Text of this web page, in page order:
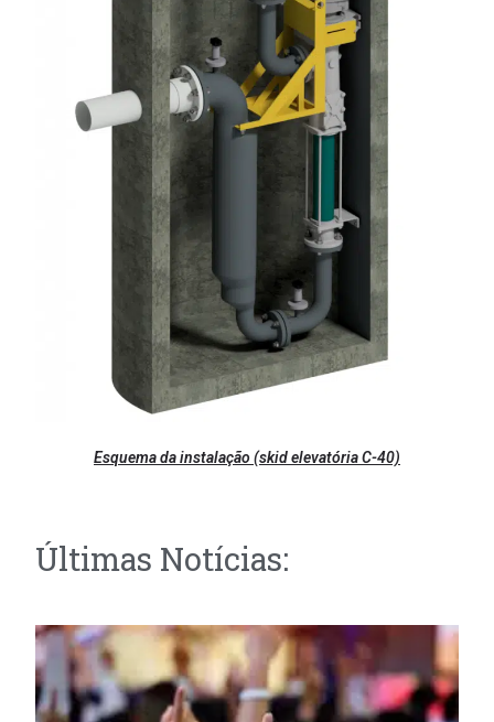
Esquema da instalação (skid elevatória C-40)
Últimas Notícias: